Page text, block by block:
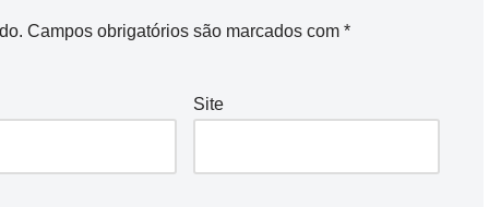
Campos obrigatórios são marcados com *
Site